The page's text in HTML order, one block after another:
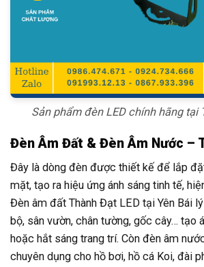
Sản phẩm đèn LED chính hãng tại
Đèn Âm Đất & Đèn Âm Nước –
Đây là dòng đèn được thiết kế để lắp
mặt, tạo ra hiệu ứng ánh sáng tinh tế,
Đèn âm đất Thành Đạt LED tại Yên Bái
bộ, sân vườn, chân tường, gốc cây… tạo
hoặc hắt sáng trang trí. Còn đèn âm
chuyên dụng cho hồ bơi, hồ cá Koi, đài